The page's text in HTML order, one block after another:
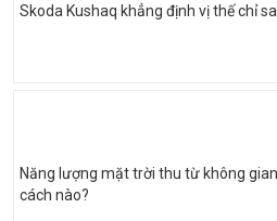
Skoda Kushaq khẳng định vị thế chỉ
Năng lượng mặt trời thu từ không
cách nào?